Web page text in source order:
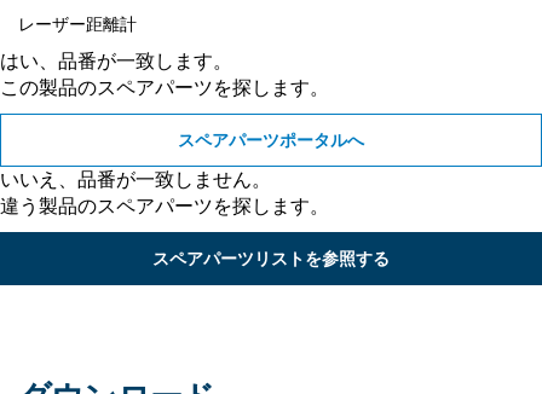
レーザー距離計
はい、品番が一致します。
この製品のスペアパーツを探します。
スペアパーツポータルへ
いいえ、品番が一致しません。
違う製品のスペアパーツを探します。
スペアパーツリストを参照する